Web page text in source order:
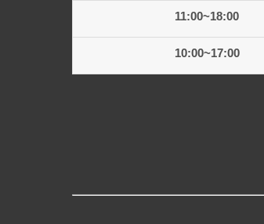
11:00~18:00
10:00~17:00